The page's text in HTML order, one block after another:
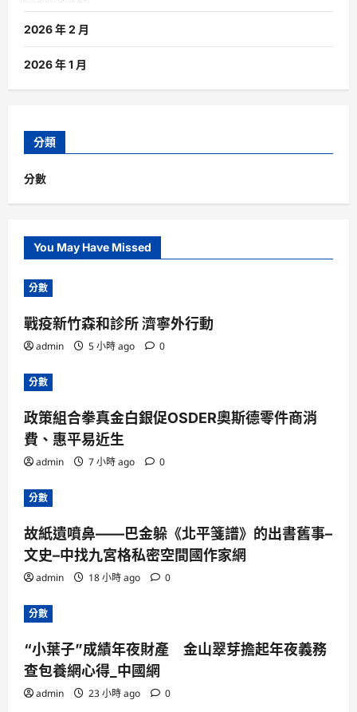
2026 年 2 月
2026 年 1 月
分類
分數
You May Have Missed
分數
戰疫新竹森和診所 濟寧外行動
admin 5 小時 ago 0
分數
政策組合拳真金白銀促OSDER奧斯德零件商消
費、惠平易近生
admin 7 小時 ago 0
分數
故紙遺噴鼻——巴金躲《北平箋譜》的出書舊事–
文史–中找九宮格私密空間國作家網
admin 18 小時 ago 0
分數
“小葉子”成績年夜財產 金山翠芽擔起年夜義務
查包養網心得_中國網
admin 23 小時 ago 0